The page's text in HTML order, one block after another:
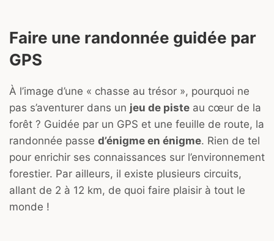
Faire une randonnée guidée par
GPS
À l’image d’une « chasse au trésor », pourquoi ne
pas s’aventurer dans un jeu de piste au cœur de la
forêt ? Guidée par un GPS et une feuille de route, la
randonnée passe d’énigme en énigme. Rien de tel
pour enrichir ses connaissances sur l’environnement
forestier. Par ailleurs, il existe plusieurs circuits,
allant de 2 à 12 km, de quoi faire plaisir à tout le
monde !